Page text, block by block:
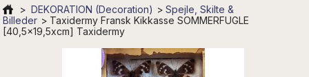
> DEKORATION (Decoration) > Spejle, Skilte &
Billeder > Taxidermy Fransk Kikkasse SOMMERFUGLE
[40,5x19,5xcm] Taxidermy